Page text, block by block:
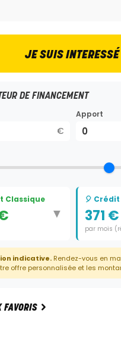
JE SUIS INTERESSÉ
DE FINANCEMENT
€
Apport
Classique
▼
60 mois
🎈
371 €
par mois
Durée:
Dernier
indicative. Rendez-vous en
offre personnalisée et les
FAVORIS